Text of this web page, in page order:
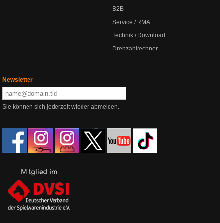
B2B
Service / RMA
Technik / Download
Drehzahlrechner
Newsletter
Sie können sich jederzeit wieder abmelden.